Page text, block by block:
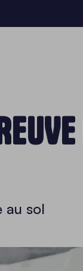
au sol